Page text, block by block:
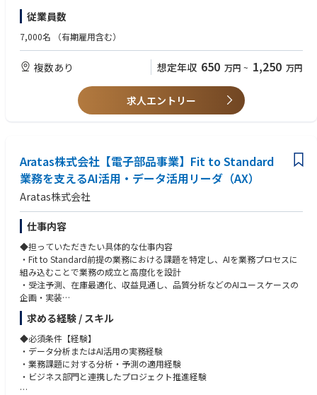
・Fit to Standardを前提とした業務運用モデルの構築
・ERPと整合した形での業務標準化および意思決定プロセスの高度化を実
現
◆この仕事の魅力
計し、事業運営のスピードと質を高める変革をリードするポジション。
分社直後のタイミングにおいて、全社横断で業務モデルを作り直す経験が
◆業界動向と自社事業の特徴
【事業内容】リレー・スイッチ・センサ等の中核デバイスで蓄積した“繋
ぐ・切る”技術と高品質・信頼性を強みに、EV・エネルギー・産業機器な
ど成長市場を支える電子部品事業。
【強み】長年培った高品質・高信頼性の技術力とグローバル顧客基盤。
【今後の展望】独立化により意思決定の迅速化と投資力を強化し、急拡大
する電動化・デジタル化領域での事業成長を加速。その基盤として、グロ
ーバルで標準化されたIT環境の構築を推進する。
◆必須条件【スキル】
・ERPアプリケーションおよび業務領域に関する知識（特にいずれかの特
定領域に強みを保有）
議・資料作成・コミュニケーションが可能）
・製造業における業務改革・標準化経験
・グローバルプロジェクト経験
・業務変革に対して、既存の業務形態や組織風土に捉われず、標準化・最
適化を前提にプロジェクトを遂行する強い意志と行動力を有する人財
・海外現地法人の関係者との協業関係構築と意思疎通ができる人財
・チャレンジ精神旺盛で前向きに取り組める人財
◆使用する開発言語・ソフト・装置/機器等
SAP S/4HANA Cloud Public Editionを中心に、プロジェクトマネジメント
ツール、各種コラボレーションツール（Teams等）を活用
従業員数
7,000名 （有期雇用含む）
複数あり 想定年収 650 万円 ~ 1,250 万円
求人エントリー
Aratas株式会社【電子部品事業】Fit to Standard
業務を支えるAI活用・データ活用リーダ（AX）
Aratas株式会社
仕事内容
◆担っていただきたい具体的な仕事内容
・Fit to Standard前提の業務における課題を特定し、AIを業務プロセスに
組み込むことで業務の成立と高度化を設計
・受注予測、在庫最適化、収益見通し、品質分析などのAIユースケースの
企画・実装
・分析・予測・意思決定支援を業務プロセスに組み込むAI活用モデルの構
築
・データ活用を前提とした意思決定プロセスの高度化を推進
・PoCに留まらず業務定着まで一貫してリード
◆具体的な仕事内容に対しての期待する成果
・標準化された業務環境において、AIを組み込むことで業務運営を成立さ
求める経験 / スキル
◆必須条件【経験】
・データ分析またはAI活用の実務経験
・業務課題に対する分析・予測の適用経験
・ビジネス部門と連携したプロジェクト推進経験